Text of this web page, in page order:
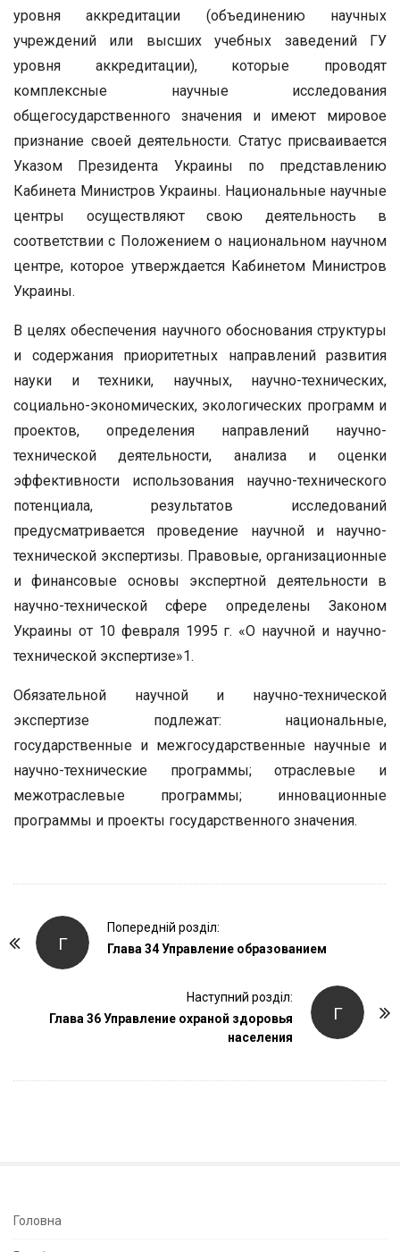
уровня аккредитации (объединению научных
учреждений или высших учебных заведений ГУ
уровня аккредитации), которые проводят
комплексные научные исследования
общегосударственного значения и имеют мировое
признание своей деятельности. Статус присваивается
Указом Президента Украины по представлению
Кабинета Министров Украины. Национальные научные
центры осуществляют свою деятельность в
соответствии с Положением о национальном научном
центре, которое утверждается Кабинетом Министров
Украины.
В целях обеспечения научного обоснования структуры
и содержания приоритетных направлений развития
науки и техники, научных, научно-технических,
социально-экономических, экологических программ и
проектов, определения направлений научно-
технической деятельности, анализа и оценки
эффективности использования научно-технического
потенциала, результатов исследований
предусматривается проведение научной и научно-
технической экспертизы. Правовые, организационные
и финансовые основы экспертной деятельности в
научно-технической сфере определены Законом
Украины от 10 февраля 1995 г. «О научной и научно-
технической экспертизе»1.
Обязательной научной и научно-технической
экспертизе подлежат: национальные,
государственные и межгосударственные научные и
научно-технические программы; отраслевые и
межотраслевые программы; инновационные
программы и проекты государственного значения.
Г
Попередній розділ:
Глава 34 Управление образованием
Г
Наступний розділ:
Глава 36 Управление охраной здоровья
населения
S
Головна